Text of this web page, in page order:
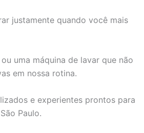
justamente quando você mais
uma máquina de lavar que não
em nossa rotina.
e experientes prontos para
Paulo.